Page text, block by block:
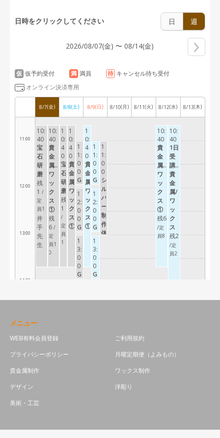
メニュー
WEB有料会員登録 ご利用規約
プライバシーポリシー 月曜定期便（よみもの）
貴金属制作 ワックス制作
デザイン 洋彫り
美術・工芸